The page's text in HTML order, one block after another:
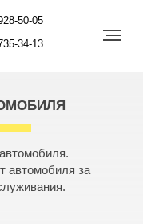
34-13
50-05
автомобиля за